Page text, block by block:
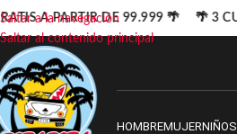
Saltar a la navegación
Saltar al contenido principal
HOMBREMUJERNIÑOS
A PARTIR DE 99.999 🌴 🌴 3